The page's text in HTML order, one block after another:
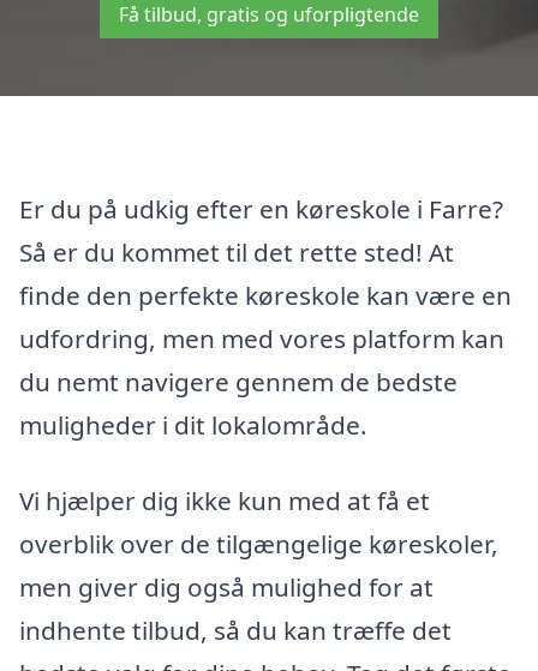
Få tilbud, gratis og uforpligtende
Er du på udkig efter en køreskole i Farre?
Så er du kommet til det rette sted! At
finde den perfekte køreskole kan være en
udfordring, men med vores platform kan
du nemt navigere gennem de bedste
muligheder i dit lokalområde.
Vi hjælper dig ikke kun med at få et
overblik over de tilgængelige køreskoler,
men giver dig også mulighed for at
indhente tilbud, så du kan træffe det